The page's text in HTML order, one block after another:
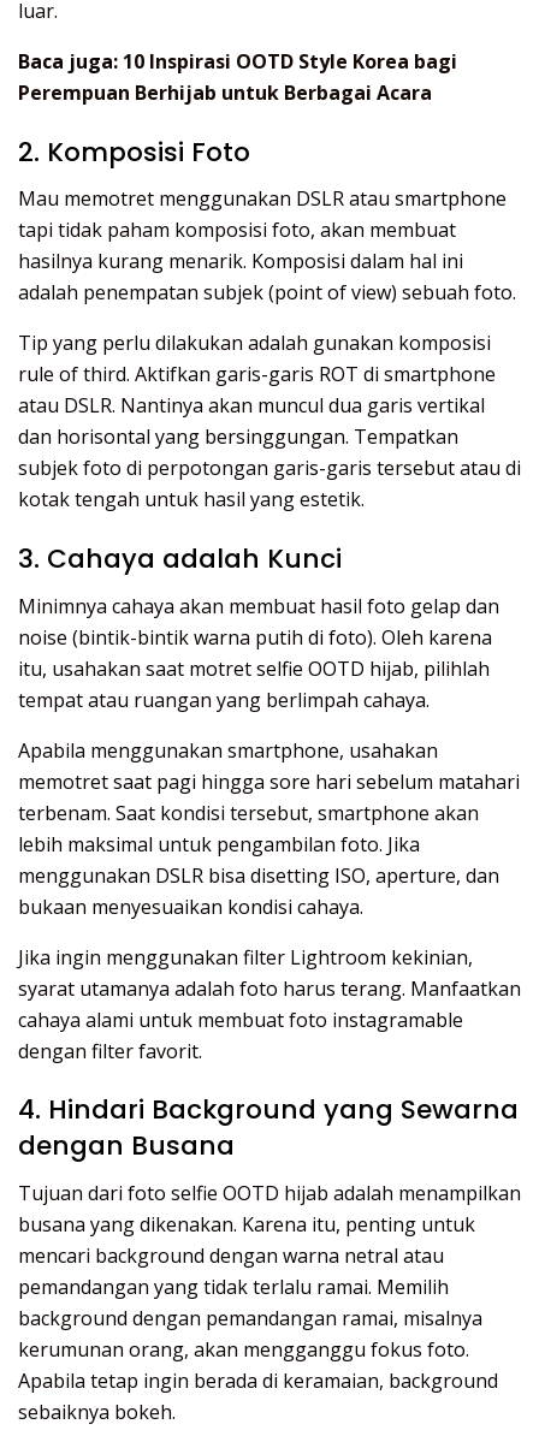
luar.
Baca juga: 10 Inspirasi OOTD Style Korea bagi
Perempuan Berhijab untuk Berbagai Acara
2. Komposisi Foto
Mau memotret menggunakan DSLR atau smartphone
tapi tidak paham komposisi foto, akan membuat
hasilnya kurang menarik. Komposisi dalam hal ini
adalah penempatan subjek (point of view) sebuah foto.
Tip yang perlu dilakukan adalah gunakan komposisi
rule of third. Aktifkan garis-garis ROT di smartphone
atau DSLR. Nantinya akan muncul dua garis vertikal
dan horisontal yang bersinggungan. Tempatkan
subjek foto di perpotongan garis-garis tersebut atau di
kotak tengah untuk hasil yang estetik.
3. Cahaya adalah Kunci
Minimnya cahaya akan membuat hasil foto gelap dan
noise (bintik-bintik warna putih di foto). Oleh karena
itu, usahakan saat motret selfie OOTD hijab, pilihlah
tempat atau ruangan yang berlimpah cahaya.
Apabila menggunakan smartphone, usahakan
memotret saat pagi hingga sore hari sebelum matahari
terbenam. Saat kondisi tersebut, smartphone akan
lebih maksimal untuk pengambilan foto. Jika
menggunakan DSLR bisa disetting ISO, aperture, dan
bukaan menyesuaikan kondisi cahaya.
Jika ingin menggunakan filter Lightroom kekinian,
syarat utamanya adalah foto harus terang. Manfaatkan
cahaya alami untuk membuat foto instagramable
dengan filter favorit.
4. Hindari Background yang Sewarna
dengan Busana
Tujuan dari foto selfie OOTD hijab adalah menampilkan
busana yang dikenakan. Karena itu, penting untuk
mencari background dengan warna netral atau
pemandangan yang tidak terlalu ramai. Memilih
background dengan pemandangan ramai, misalnya
kerumunan orang, akan mengganggu fokus foto.
Apabila tetap ingin berada di keramaian, background
sebaiknya bokeh.